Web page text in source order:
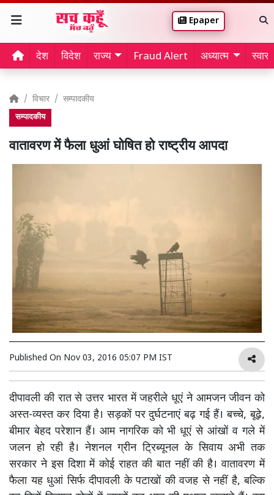
Epaper
देश विदेश राज्य Fraud Alert अध्यात्म
विचार सम्पादकीय
सम्पादकीय
वातावरण में फैला धुआं घोषित हो राष्ट्रीय आपदा
Published On Nov 03, 2016 05:07 PM IST
दीपावली की रात से उत्तर भारत में जहरीले धूएं ने आमजन जीवन को
अस्त-व्यस्त कर दिया है। सड़कों पर दुर्घटनाएं बढ़ गई हैं। बच्चे, बूढ़े,
बीमार बेहद परेशान हैं। आम नागरिक को भी धूएं से आंखों व गले में
जलन हो रही है। नेशनल ग्रीन ट्रिब्यूनल के सिवाय अभी तक
सरकार ने इस दिशा में कोई राहत की बात नहीं की है। वातावरण में
फैला यह धुआं सिर्फ दीपावली के पटाखों की वजह से नहीं है, बल्कि